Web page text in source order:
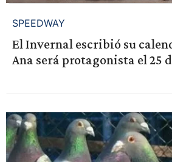
SPEEDWAY
El Invernal escribió su
Ana será protagonista el 25